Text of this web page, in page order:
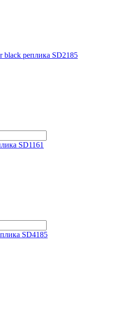
black реплика SD2185
SD1161
SD4185